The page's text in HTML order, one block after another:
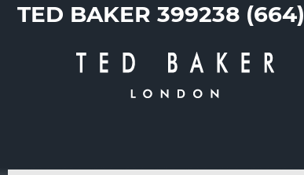
TED BAKER 399238 (664)